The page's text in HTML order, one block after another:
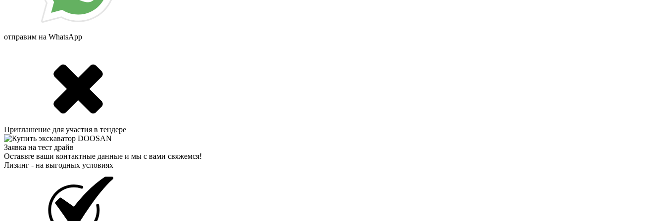
отправим на WhatsApp
Приглашение для участия в тендере
Заявка на тест драйв
Оставьте ваши контактные данные и мы с вами свяжемся!
Лизинг - на выгодных условиях